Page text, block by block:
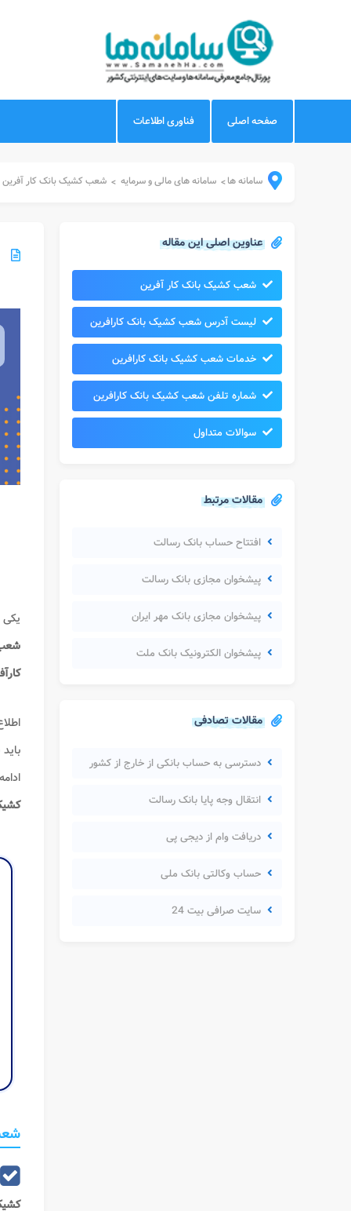
صفحه اصلی فناوری اطلاعات
سامانه ها> سامانه های مالی و سرمایه > شعب کشیک بانک کار آفرین
عناوین اصلی این مقاله
شعب کشیک بانک کار آفرین
لیست آدرس شعب کشیک بانک کارافرین
خدمات شعب کشیک بانک کارافرین
شماره تلفن شعب کشیک بانک کارافرین
سوالات متداول
مقالات مرتبط
افتتاح حساب بانک رسالت
پیشخوان مجازی بانک رسالت
پیشخوان مجازی بانک مهر ایران
پیشخوان الکترونیک بانک ملت
مقالات تصادفی
دسترسی به حساب بانکی از خارج از کشور
انتقال وجه پایا بانک رسالت
دریافت وام از دیجی پی
حساب وکالتی بانک ملی
سایت صرافی بیت 24
باید